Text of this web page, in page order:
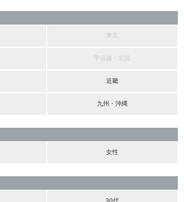
東北
甲信越・北陸
近畿
九州・沖縄
女性
30代